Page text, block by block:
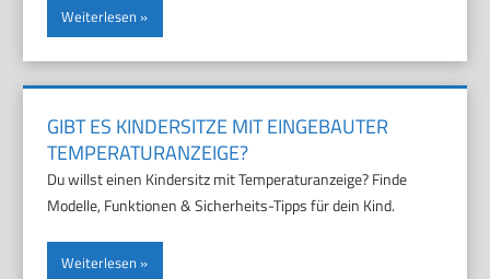
Weiterlesen
GIBT ES KINDERSITZE MIT EINGEBAUTER
TEMPERATURANZEIGE?
Du willst einen Kindersitz mit Temperaturanzeige? Finde
Modelle, Funktionen & Sicherheits-Tipps für dein Kind.
Weiterlesen